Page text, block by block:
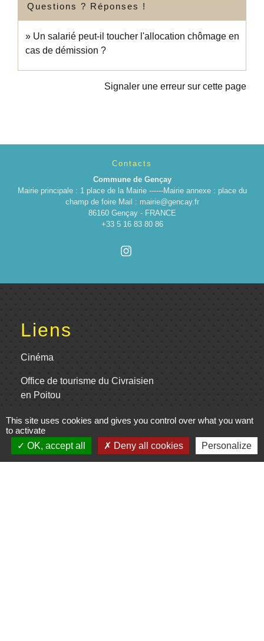
Questions ? Réponses !
Un salarié peut-il toucher l'allocation chômage en
cas de démission ?
Signaler une erreur sur cette page
Contacts
Commune de Gençay
Mairie principale : 1 place de la Mairie ------Mairie annexe : place du
champ de foire Mail : mairie@gencay.fr
86160 Gençay - FRANCE
+33 5 16 83 80 86
Liens
Cinéma
Office de tourisme du Civraisien
en Poitou
Actualités communauté de
communes
Centre Culturel La Marchoise
This site uses cookies and gives you control over what you want
to activate
OK, accept all
Deny all cookies Personalize